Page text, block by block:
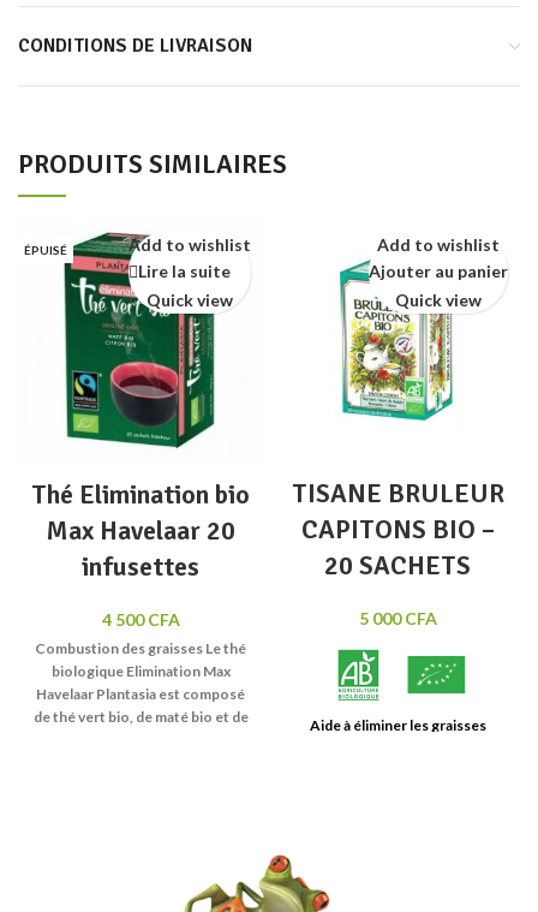
CONDITIONS DE LIVRAISON
PRODUITS SIMILAIRES
ÉPUISÉ
Thé Elimination bio
Max Havelaar 20
infusettes
4 500CFA
Combustion des graisses Le thé
biologique Elimination Max
Havelaar Plantasia est composé
de thé vert bio, de maté bio et de
unique à ce thé d'exception.
Add to wishlist
Lire la suite
Quick view
TISANE BRULEUR
CAPITONS BIO –
20 SACHETS
5 000CFA
Aide à éliminer les graisses
Add to wishlist
Ajouter au panier
Quick view